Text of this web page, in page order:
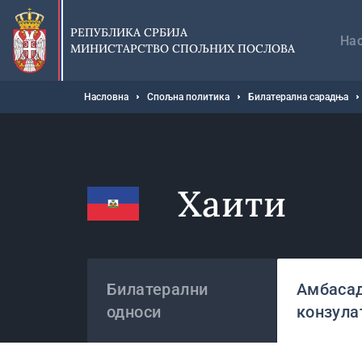
Прескочи
главни
део
садржаја
РЕПУБЛИКА СРБИЈА
МИНИСТАРСТВО СПОЉНИХ ПОСЛОВА
Мрвице
Насловна Спољна политика Билатерална сарадња
Хаити
Билатерални
односи